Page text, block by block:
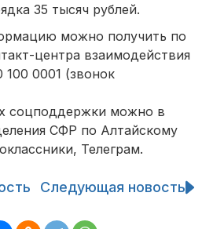
35 тысяч рублей.
можно получить по
центра взаимодействия
0001 (звонок
соцподдержки можно в
СФР по Алтайскому
Телеграм.
Следующая новость